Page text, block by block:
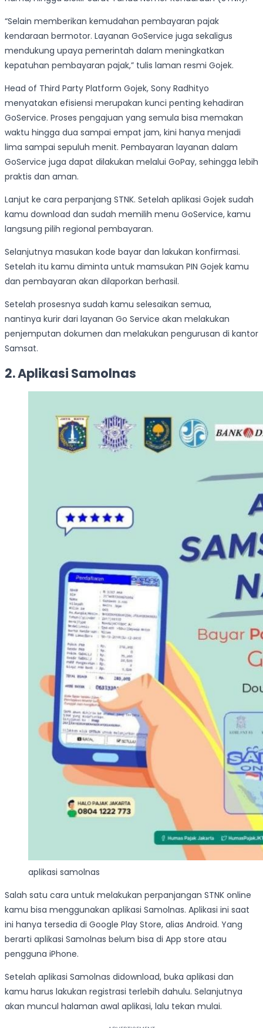
“Selain memberikan kemudahan pembayaran pajak
kendaraan bermotor. Layanan GoService juga sekaligus
mendukung upaya pemerintah dalam meningkatkan
kepatuhan pembayaran pajak,” tulis laman resmi Gojek.
Head of Third Party Platform Gojek, Sony Radhityo
menyatakan efisiensi merupakan kunci penting kehadiran
GoService. Proses pengajuan yang semula bisa memakan
waktu hingga dua sampai empat jam, kini hanya menjadi
lima sampai sepuluh menit. Pembayaran layanan dalam
GoService juga dapat dilakukan melalui GoPay, sehingga lebih
praktis dan aman.
Lanjut ke cara perpanjang STNK. Setelah aplikasi Gojek sudah
kamu download dan sudah memilih menu GoService, kamu
langsung pilih regional pembayaran.
Selanjutnya masukan kode bayar dan lakukan konfirmasi.
Setelah itu kamu diminta untuk mamsukan PIN Gojek kamu
dan pembayaran akan dilaporkan berhasil.
Setelah prosesnya sudah kamu selesaikan semua,
nantinya kurir dari layanan Go Service akan melakukan
penjemputan dokumen dan melakukan pengurusan di kantor
Samsat.
2. Aplikasi Samolnas
aplikasi samolnas
Salah satu cara untuk melakukan perpanjangan STNK online
kamu bisa menggunakan aplikasi Samolnas. Aplikasi ini saat
ini hanya tersedia di Google Play Store, alias Android. Yang
berarti aplikasi Samolnas belum bisa di App store atau
pengguna iPhone.
Setelah aplikasi Samolnas didownload, buka aplikasi dan
kamu harus lakukan registrasi terlebih dahulu. Selanjutnya
akan muncul halaman awal aplikasi, lalu tekan mulai.